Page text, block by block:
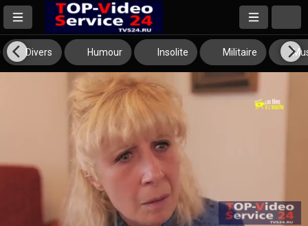
Divers Humour Insolite Militaire